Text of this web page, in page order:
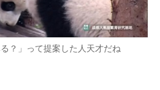
話題？」って提案した人天才だね